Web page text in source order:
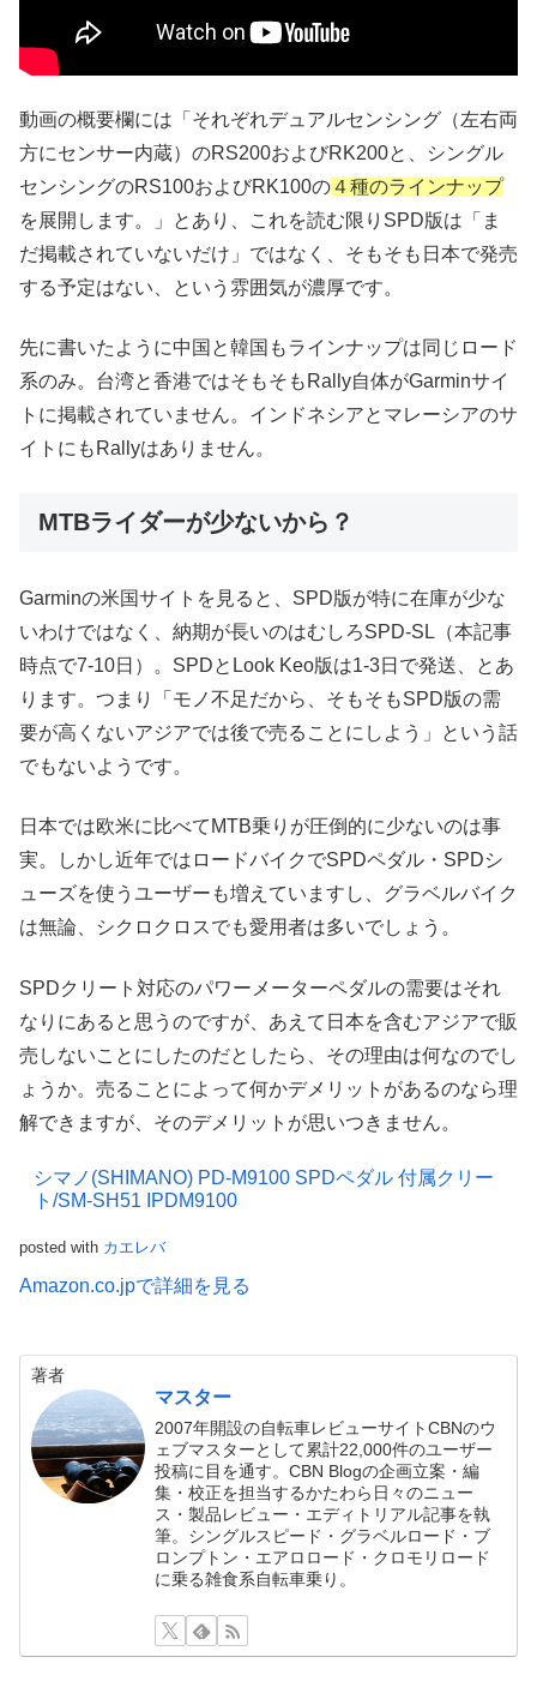
動画の概要欄には「それぞれデュアルセンシング（左右両
方にセンサー内蔵）のRS200およびRK200と、シングル
センシングのRS100およびRK100の４種のラインナップ
を展開します。」とあり、これを読む限りSPD版は「ま
だ掲載されていないだけ」ではなく、そもそも日本で発売
する予定はない、という雰囲気が濃厚です。
先に書いたように中国と韓国もラインナップは同じロード
系のみ。台湾と香港ではそもそもRally自体がGarminサイ
トに掲載されていません。インドネシアとマレーシアのサ
イトにもRallyはありません。
MTBライダーが少ないから？
Garminの米国サイトを見ると、SPD版が特に在庫が少な
いわけではなく、納期が長いのはむしろSPD-SL（本記事
時点で7-10日）。SPDとLook Keo版は1-3日で発送、とあ
ります。つまり「モノ不足だから、そもそもSPD版の需
要が高くないアジアでは後で売ることにしよう」という話
でもないようです。
日本では欧米に比べてMTB乗りが圧倒的に少ないのは事
実。しかし近年ではロードバイクでSPDペダル・SPDシ
ューズを使うユーザーも増えていますし、グラベルバイク
は無論、シクロクロスでも愛用者は多いでしょう。
SPDクリート対応のパワーメーターペダルの需要はそれ
なりにあると思うのですが、あえて日本を含むアジアで販
売しないことにしたのだとしたら、その理由は何なのでし
ょうか。売ることによって何かデメリットがあるのなら理
解できますが、そのデメリットが思いつきません。
シマノ(SHIMANO) PD-M9100 SPDペダル 付属クリー
ト/SM-SH51 IPDM9100
posted with カエレバ
Amazon.co.jpで詳細を見る
著者
マスター
2007年開設の自転車レビューサイトCBNのウ
ェブマスターとして累計22,000件のユーザー
投稿に目を通す。CBN Blogの企画立案・編
集・校正を担当するかたわら日々のニュー
ス・製品レビュー・エディトリアル記事を執
筆。シングルスピード・グラベルロード・ブ
ロンプトン・エアロロード・クロモリロード
に乗る雑食系自転車乗り。